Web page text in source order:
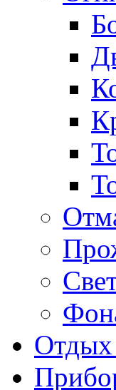
Отдых